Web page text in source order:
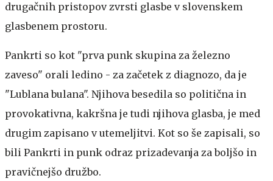
drugačnih pristopov zvrsti glasbe v slovenskem
glasbenem prostoru.
Pankrti so kot "prva punk skupina za železno
zaveso" orali ledino - za začetek z diagnozo, da je
"Lublana bulana". Njihova besedila so politična in
provokativna, kakršna je tudi njihova glasba, je med
drugim zapisano v utemeljitvi. Kot so še zapisali, so
bili Pankrti in punk odraz prizadevanja za boljšo in
pravičnejšo družbo.